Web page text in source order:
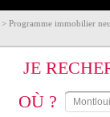
> Programme immobilier
JE
OÙ ?